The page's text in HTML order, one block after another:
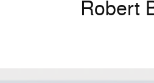
Robert